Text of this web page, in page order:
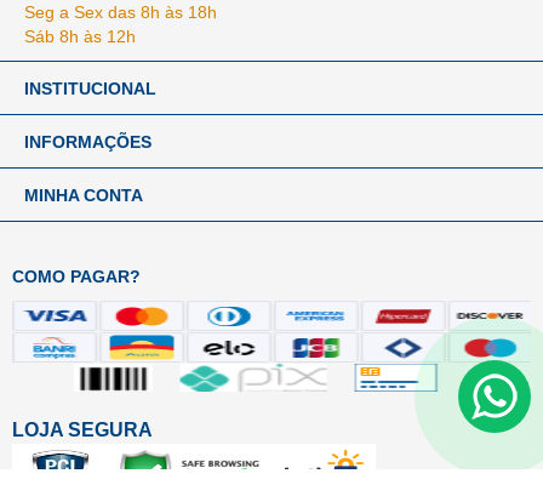
Seg a Sex das 8h às 18h
Sáb 8h às 12h
INSTITUCIONAL
INFORMAÇÕES
MINHA CONTA
COMO PAGAR?
LOJA SEGURA